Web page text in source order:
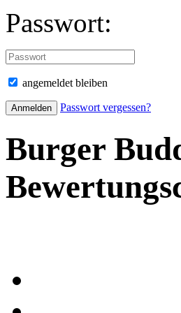
Passwort:
angemeldet bleiben
Passwort vergessen?
Burger